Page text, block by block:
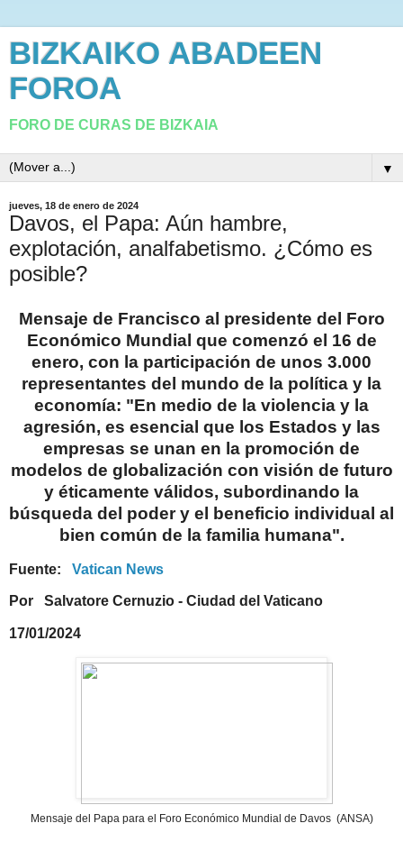
BIZKAIKO ABADEEN
FOROA
FORO DE CURAS DE BIZKAIA
▼
jueves, 18 de enero de 2024
Davos, el Papa: Aún hambre,
explotación, analfabetismo. ¿Cómo es
posible?
Mensaje de Francisco al presidente del Foro
Económico Mundial que comenzó el 16 de
enero, con la participación de unos 3.000
representantes del mundo de la política y la
economía: "En medio de la violencia y la
agresión, es esencial que los Estados y las
empresas se unan en la promoción de
modelos de globalización con visión de futuro
y éticamente válidos, subordinando la
búsqueda del poder y el beneficio individual al
bien común de la familia humana".
Fuente: Vatican News
Por Salvatore Cernuzio - Ciudad del Vaticano
17/01/2024
Mensaje del Papa para el Foro Económico Mundial de Davos (ANSA)